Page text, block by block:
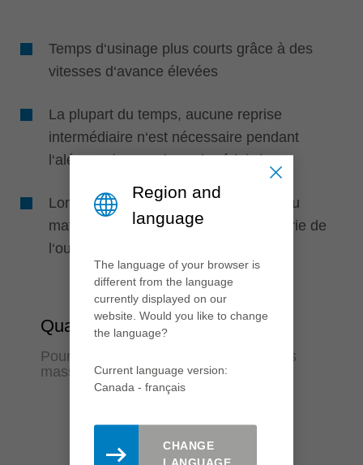
Temps d‘usinage plus courts grâce à des
vitesses d‘avance élevées
La plupart du temps, aucune reprise
intermédiaire n‘est nécessaire pendant
l‘alésage (temps de cycle réduits)
Longue durée de vie de l‘outil grâce au
matériau de coupe HS et à la géométrie de
l‘outil
Qualité
Pour des perçages parfaits dans le bois
massif
Region and
language
The language of your browser is
different from the language
currently displayed on our
website. Would you like to change
the language?
Current language version:
Canada - français
CHANGE